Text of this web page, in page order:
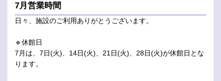
7月営業時間
日々、施設のご利用ありがとうございます。
🔹休館日
7月は、7日(火)、14日(火)、21日(火)、28日(火)が休館日とな
ります。